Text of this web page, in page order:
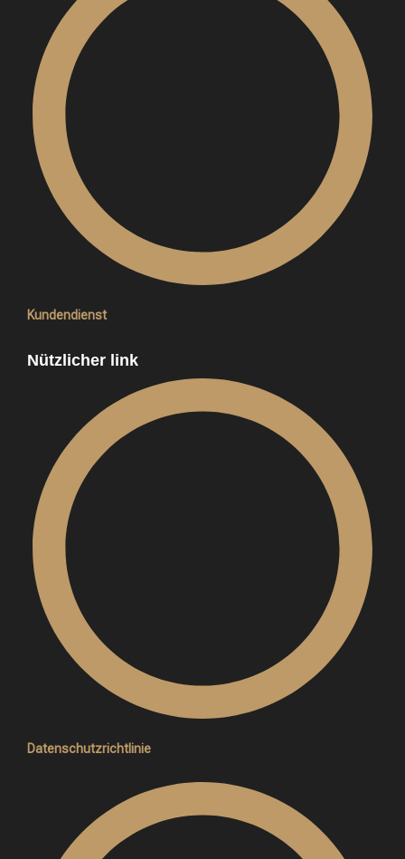
Kundendienst
Nützlicher link
Datenschutzrichtlinie